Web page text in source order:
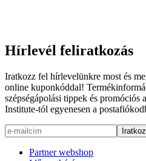
Hírlevél feliratkozás
Iratkozz fel hírlevelünkre most és
online kuponkóddal!
szépségápolási tippek és promóciós
Institute-tól egyenesen a
Partner webshop